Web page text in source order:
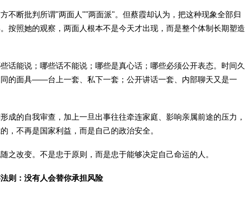
断批判所谓"两面人""两面派"。但蔡霞却认为，把这种现象全部归
按照她的观察，两面人根本不是今天才出现，而是整个体制长期塑造
能说；哪些话不能说；哪些是真心话；哪些必须公开表态。时间久
的面具——台上一套、私下一套；公开讲话一套、内部聊天又是一
的自我审查，加上一旦出事往往牵连家庭、影响亲属前途的压力，
，不再是国家利益，而是自己的政治安全。
改变。不是忠于原则，而是忠于能够决定自己命运的人。
：没有人会替你承担风险